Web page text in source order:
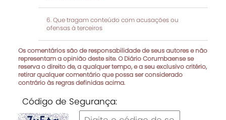
Que tragam conteúdo com acusações ou
ofensas à terceiros
Os comentários são de responsabilidade de seus autores e não
representam a opinião deste site. O Diário Corumbaense se
reserva o direito de, a qualquer tempo, e a seu exclusivo critério,
retirar qualquer comentário que possa ser considerado
contrário às regras definidas acima.
Código de Segurança: